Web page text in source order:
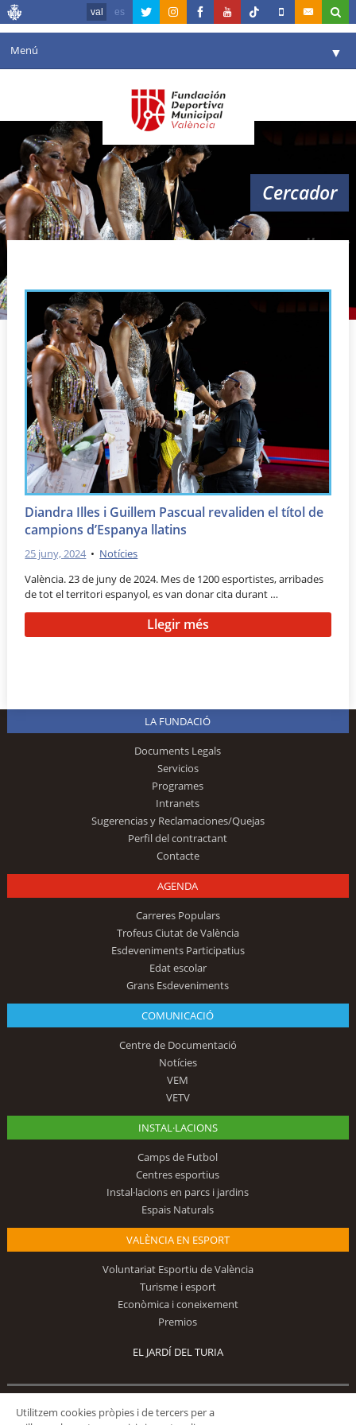
val es
Menú ▼
Agenda
Instal·lacions
Comunicació ▼
València en esport
Cercador
caribeny
Diandra Illes i Guillem Pascual revaliden el títol de
campions d’Espanya llatins
25 juny, 2024 • Notícies
València. 23 de juny de 2024. Mes de 1200 esportistes, arribades
de tot el territori espanyol, es van donar cita durant …
Llegir més
LA FUNDACIÓ
Documents Legals
Servicios
Programes
Intranets
Sugerencias y Reclamaciones/Quejas
Perfil del contractant
Contacte
AGENDA
Carreres Populars
Trofeus Ciutat de València
Esdeveniments Participatius
Edat escolar
Grans Esdeveniments
COMUNICACIÓ
Centre de Documentació
Notícies
VEM
VETV
INSTAL·LACIONS
Camps de Futbol
Centres esportius
Instal·lacions en parcs i jardins
Espais Naturals
VALÈNCIA EN ESPORT
Voluntariat Esportiu de València
Turisme i esport
Econòmica i coneixement
Premios
EL JARDÍ DEL TURIA
Utilitzem cookies pròpies i de tercers per a